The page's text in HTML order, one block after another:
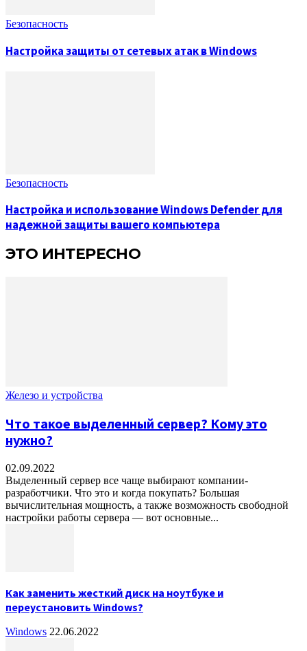
Безопасность
Настройка защиты от сетевых атак в Windows
Безопасность
Настройка и использование Windows Defender для
надежной защиты вашего компьютера
ЭТО ИНТЕРЕСНО
Железо и устройства
Что такое выделенный сервер? Кому это
нужно?
02.09.2022
Выделенный сервер все чаще выбирают компании-
разработчики. Что это и когда покупать? Большая
вычислительная мощность, а также возможность свободной
настройки работы сервера — вот основные...
Как заменить жесткий диск на ноутбуке и
переустановить Windows?
Windows 22.06.2022